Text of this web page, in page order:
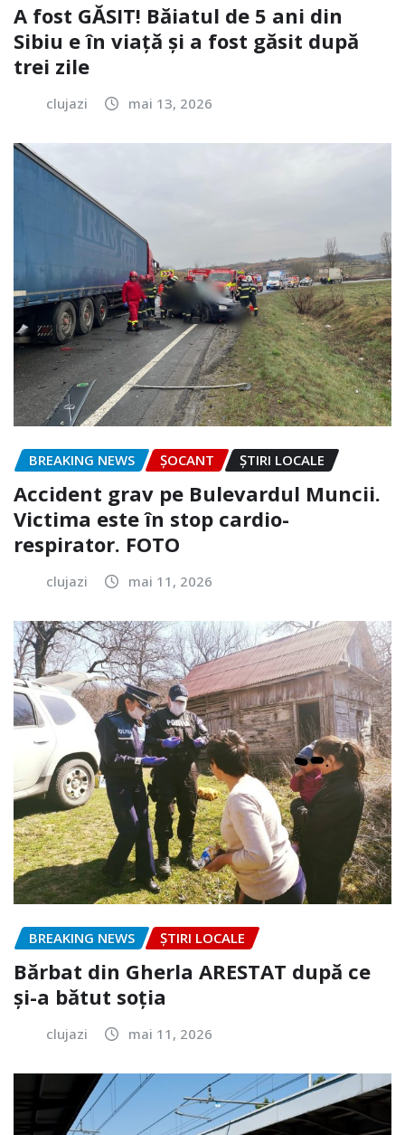
A fost GĂSIT! Băiatul de 5 ani din
Sibiu e în viață și a fost găsit după
trei zile
clujazi mai 13, 2026
BREAKING NEWS ȘOCANT ȘTIRI LOCALE
Accident grav pe Bulevardul Muncii.
Victima este în stop cardio-
respirator. FOTO
clujazi mai 11, 2026
BREAKING NEWS ȘTIRI LOCALE
Bărbat din Gherla ARESTAT după ce
și-a bătut soția
clujazi mai 11, 2026